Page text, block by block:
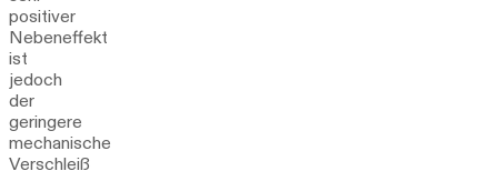
positiver
Nebeneffekt
ist
jedoch
der
geringere
mechanische
Verschleiß